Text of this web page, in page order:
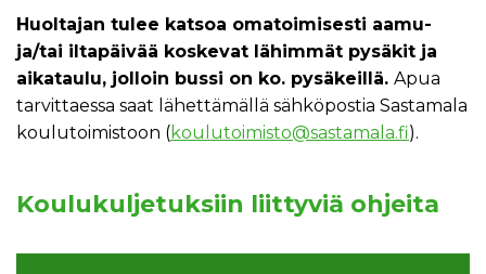
Huoltajan tulee katsoa omatoimisesti aamu-
ja/tai iltapäivää koskevat lähimmät pysäkit ja
aikataulu, jolloin bussi on ko. pysäkeillä. Apua
tarvittaessa saat lähettämällä sähköpostia Sastamala
koulutoimistoon (koulutoimisto@sastamala.fi).
Koulukuljetuksiin liittyviä ohjeita